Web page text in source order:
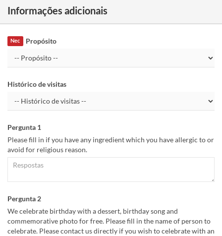
Informações adicionais
Propósito
Nec
Histórico de visitas
Pergunta 1
Please fill in if you have any ingredient which you have allergic to or
avoid for religious reason.
Pergunta 2
We celebrate birthday with a dessert, birthday song and
commemorative photo for free. Please fill in the name of person to
celebrate. Please contact us directly if you wish to celebrate with an